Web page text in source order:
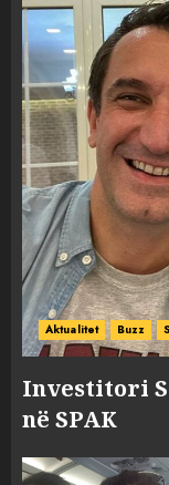
Aktualitet Buzz
Investitori
në SPAK